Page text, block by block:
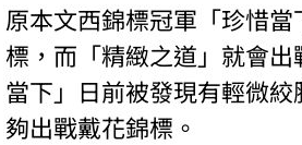
原本文西錦標冠軍「珍惜
標，而「精緻之道」就會
當下」日前被發現有輕微
夠出戰戴花錦標。